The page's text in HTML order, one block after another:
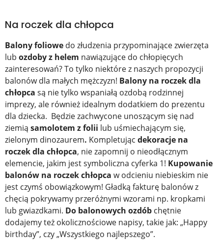
Na roczek dla chłopca
Balony foliowe do złudzenia przypominające zwierzęta
lub ozdoby z helem nawiązujące do chłopięcych
zainteresowań? To tylko niektóre z naszych propozycji
balonów dla małych mężczyzn! Balony na roczek dla
chłopca są nie tylko wspaniałą ozdobą rodzinnej
imprezy, ale również idealnym dodatkiem do prezentu
dla dziecka. Będzie zachwycone unoszącym się nad
ziemią samolotem z folii lub uśmiechającym się,
zielonym dinozaurem. Kompletując dekoracje na
roczek dla chłopca, nie zapomnij o nieodłącznym
elemencie, jakim jest symboliczna cyferka 1! Kupowanie
balonów na roczek chłopca w odcieniu niebieskim nie
jest czymś obowiązkowym! Gładką fakturę balonów z
chęcią pokrywamy przeróżnymi wzorami np. kropkami
lub gwiazdkami. Do balonowych ozdób chętnie
dodajemy też okolicznościowe napisy, takie jak: „Happy
birthday”, czy „Wszystkiego najlepszego”.